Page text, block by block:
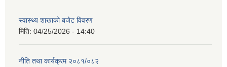
स्वास्थ्य शाखाको बजेट विवरण
मिति: 04/25/2026 - 14:40
नीति तथा कार्यक्रम २०८१/०८२